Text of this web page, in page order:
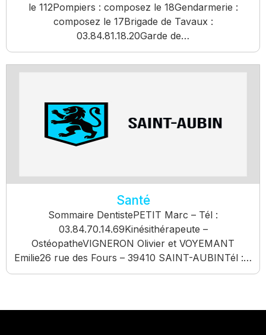
le 112Pompiers : composez le 18Gendarmerie :
composez le 17Brigade de Tavaux :
03.84.81.18.20Garde de…
Santé
Sommaire DentistePETIT Marc – Tél :
03.84.70.14.69Kinésithérapeute –
OstéopatheVIGNERON Olivier et VOYEMANT
Emilie26 rue des Fours – 39410 SAINT-AUBINTél :…